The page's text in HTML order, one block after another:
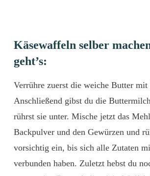
Käsewaffeln selber
geht’s:
Verrühre zuerst die weiche Butter mit
Anschließend gibst du die
rührst sie unter. Mische jetzt das
Backpulver und den Gewürzen und
vorsichtig ein, bis sich alle Zutaten
verbunden haben. Zuletzt hebst du